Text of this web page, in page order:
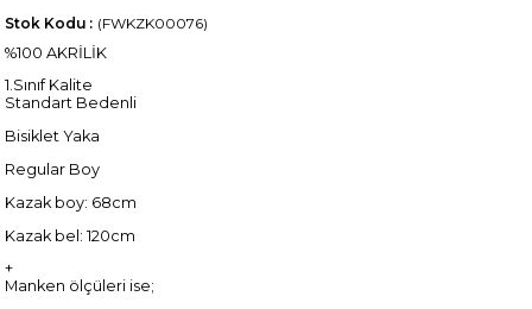
(FWKZK00076)
Stok Kodu
%100 AKRİLİK
1.Sınıf Kalite
Standart Bedenli
Bisiklet Yaka
Regular Boy
Kazak boy: 68cm
Kazak bel: 120cm
+
Manken ölçüleri ise;